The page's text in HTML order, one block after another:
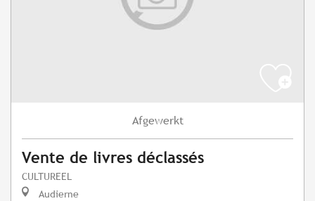
Afgewerkt
Vente de livres déclassés
CULTUREEL
Audierne